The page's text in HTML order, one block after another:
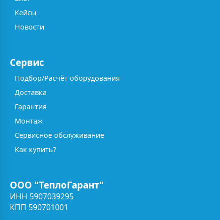
Кейсы
Новости
Сервис
Подбор/Расчёт оборудования
Доставка
Гарантия
Монтаж
Сервисное обслуживание
Как купить?
ООО "ТеплоГарант"
ИНН 5907039295
КПП 590701001